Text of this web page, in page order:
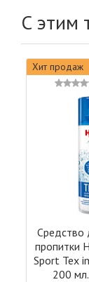
С этим
Хит продаж
Средство
пропитки
Sport Tex
200 мл.